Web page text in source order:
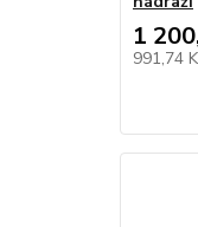
1
991,74